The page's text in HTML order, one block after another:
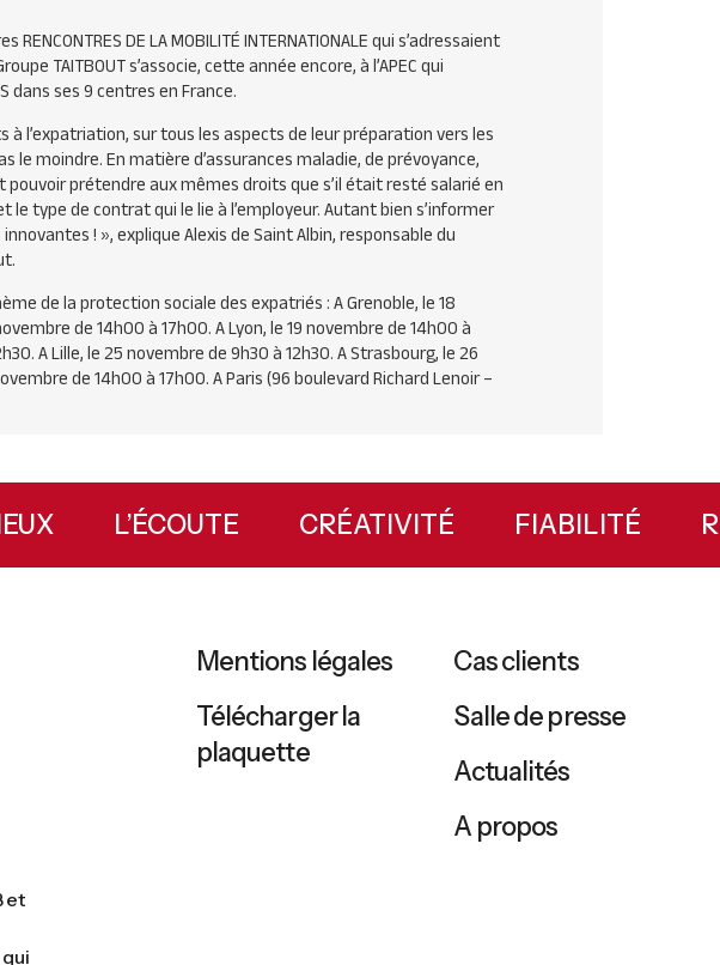
RENCONTRESDE LAMOBILITÉINTERNATIONALEqui s’adressaient
TAITBOUTs’associe, cette année encore, à l’APECqui
dans ses 9 centres en France.
l’expatriation, sur tous les aspects de leur préparation vers les
le moindre. En matière d’assurances maladie, de prévoyance,
prétendre aux mêmes droits que s’il était resté salarié en
le type de contrat qui le lie à l’employeur. Autant bien s’informer
! », explique Alexis de Saint Albin, responsable du
de la protection sociale des expatriés : A Grenoble, le 18
de 14h00 à 17h00. A Lyon, le 19 novembre de 14h00 à
A Lille, le 25 novembre de 9h30 à 12h30. A Strasbourg, le 26
de 14h00 à 17h00. A Paris (96 boulevard Richard Lenoir –
L’ÉCOUTE CRÉATIVITÉ FIABILITÉ
et
Mentions légales
Télécharger la
plaquette
Cas clients
Salle de presse
Actualités
A propos